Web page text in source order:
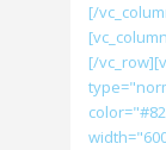
[/
[/